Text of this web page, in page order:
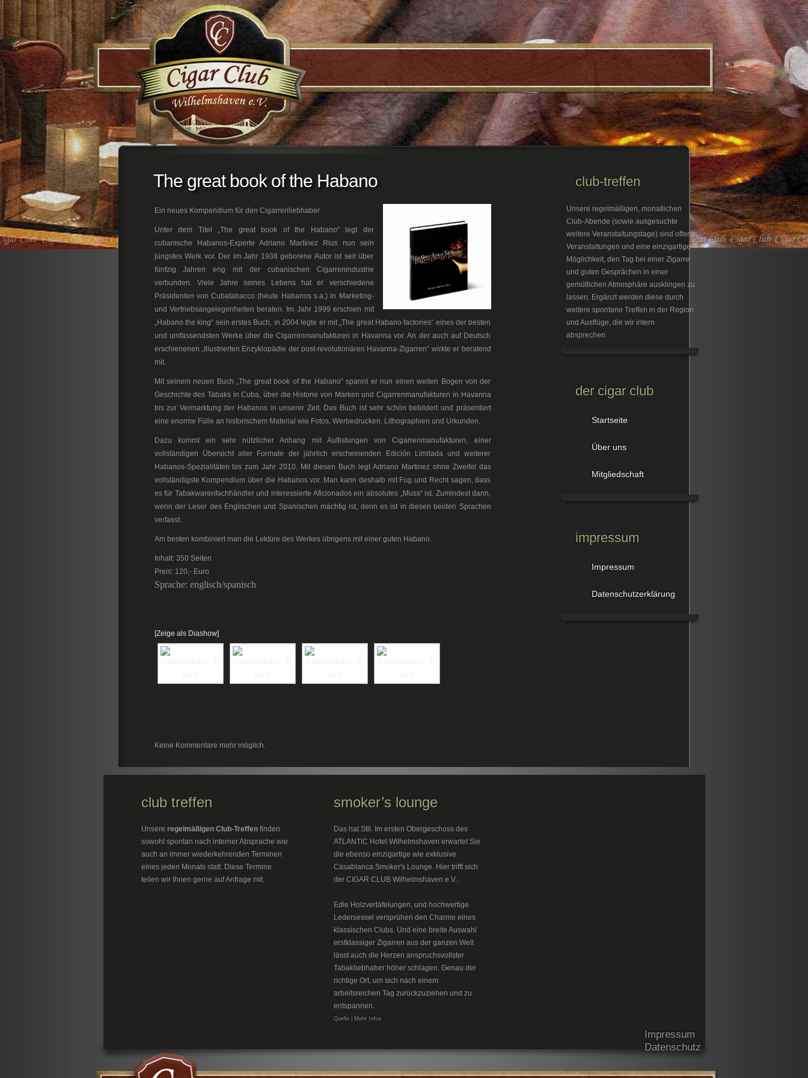
;
The great book of the Habano
Ein neues Kompendium für den Cigarrenliebhaber
Unter dem Titel „The great book of the Habano“ legt der
cubanische Habanos-Experte Adriano Martínez Rius nun sein
jüngstes Werk vor. Der im Jahr 1938 geborene Autor ist seit über
fünfzig Jahren eng mit der cubanischen Cigarrenindustrie
verbunden. Viele Jahre seines Lebens hat er verschiedene
Präsidenten von Cubatabacco (heute Habanos s.a.) in Marketing-
und Vertriebsangelegenheiten beraten. Im Jahr 1999 erschien mit
„Habano the king“ sein erstes Buch, in 2004 legte er mit „The great Habano factories“ eines der besten
und umfassendsten Werke über die Cigarrenmanufakturen in Havanna vor. An der auch auf Deutsch
erschienenen „Illustrierten Enzyklopädie der post-revolutionären Havanna-Zigarren“ wirkte er beratend
mit.
Mit seinem neuen Buch „The great book of the Habano“ spannt er nun einen weiten Bogen von der
Geschichte des Tabaks in Cuba, über die Historie von Marken und Cigarrenmanufakturen in Havanna
bis zur Vermarktung der Habanos in unserer Zeit. Das Buch ist sehr schön bebildert und präsentiert
eine enorme Fülle an historischem Material wie Fotos, Werbedrucken, Lithographien und Urkunden.
Dazu kommt ein sehr nützlicher Anhang mit Auflistungen von Cigarrenmanufakturen, einer
vollständigen Übersicht aller Formate der jährlich erscheinenden Edición Limitada und weiterer
Habanos-Spezialitäten bis zum Jahr 2010. Mit diesen Buch legt Adriano Martinez ohne Zweifel das
vollständigste Kompendium über die Habanos vor. Man kann deshalb mit Fug und Recht sagen, dass
es für Tabakwarenfachhändler und interessierte Aficionados ein absolutes „Muss“ ist. Zumindest dann,
wenn der Leser des Englischen und Spanischen mächtig ist, denn es ist in diesen beiden Sprachen
verfasst.
Am besten kombiniert man die Lektüre des Werkes übrigens mit einer guten Habano.
Inhalt: 350 Seiten
Preis: 120,- Euro
Sprache: englisch/spanisch
[Zeige als Diashow]
Keine Kommentare mehr möglich.
club-treffen
Unsere regelmäßigen, monatlichen
Club-Abende (sowie ausgesuchte
weitere Veranstaltungstage) sind offene
Veranstaltungen und eine einzigartige
Möglichkeit, den Tag bei einer Zigarre
und guten Gesprächen in einer
gemütlichen Atmosphäre ausklingen zu
lassen. Ergänzt werden diese durch
weitere spontane Treffen in der Region
und Ausflüge, die wir intern
absprechen.
der cigar club
Startseite
Über uns
Mitgliedschaft
impressum
Impressum
Datenschutzerklärung
Impressum
Datenschutz
club treffen
Unsere regelmäßigen Club-Treffenfinden
sowohl spontan nach interner Absprache wie
auch an immer wiederkehrenden Terminen
eines jeden Monats statt. Diese Termine
teilen wir Ihnen gerne auf Anfrage mit.
smoker’s lounge
Das hat Stil. Im ersten Obergeschoss des
ATLANTIC Hotel Wilhelmshaven erwartet Sie
die ebenso einzigartige wie exklusive
Casablanca Smoker's Lounge. Hier trifft sich
der CIGAR CLUB Wilhelmshaven e.V..
Edle Holzvertäfelungen, und hochwertige
Ledersessel versprühen den Charme eines
klassischen Clubs. Und eine breite Auswahl
erstklassiger Zigarren aus der ganzen Welt
lässt auch die Herzen anspruchsvollster
Tabakliebhaber höher schlagen. Genau der
richtige Ort, um sich nach einem
arbeitsreichen Tag zurückzuziehen und zu
entspannen.
Quelle | Mehr Infos